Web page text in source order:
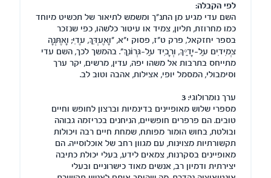
לפי הקבלה:
השם עדי מגיע מן התנ"ך ומשמש לתיאור של תכשיט מיוחד
כמו מחרוזת, תליון, צמיד או עיטור כלשהו, כפי שנזכר
בספר יחזקאל, פרק ט"ז, פסוק י"א, "וָאֶעְדֵּךְ, עֶדִי; וָאֶתְּנָה
צְמִידִים עַל-יָדַיִךְ, וְרָבִיד עַל-גְּרוֹנֵךְ". בהמשך לכך, השם עדי
מתייחס בתרבות אל משהו יפה, עדין, מרשים, יקר ערך
וסימבולי, המסמל יופי, אצילות, אהבה וטוב לב.
ערך נומרולוגי: 3
מספרי שלוש מאופיינים בדינמיות וברצון לחופש וחיים
טובים. הם פרפרים חופשיים, הניחנים בכריזמה גבוהה
ובולטת, בחוש הומור מפותח, שמחת חיים רבה ויכולות
תקשורתיות מצוינות, עם מגוון רחב של אוכלוסייה. הם
מאופיינים בסקרנות, צמאים לידע, בעלי יכולת כתיבה
יצירתית ודמיון רב, אנשים מאוד כישרוניים ובעלי